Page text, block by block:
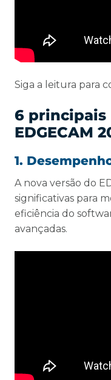
Siga a leitura para
6 principais
EDGECAM
1.
A nova versão do
significativas para
eficiência do
avançadas.